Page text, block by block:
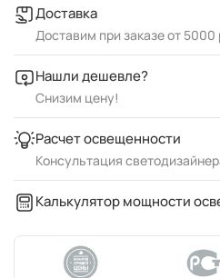
Доставка
Доставим при заказе от 5000
Нашли дешевле?
Снизим цену!
Расчет освещенности
Консультация
Калькулятор мощности